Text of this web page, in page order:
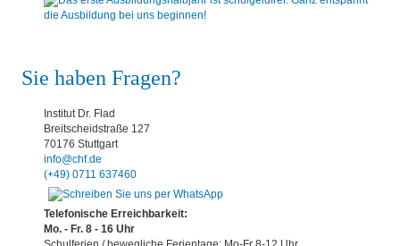
Sie haben Fragen?
Institut Dr. Flad
Breitscheidstraße 127
70176 Stuttgart
info@chf.de
(+49) 0711 637460
Telefonische Erreichbarkeit:
Mo. - Fr. 8 - 16 Uhr